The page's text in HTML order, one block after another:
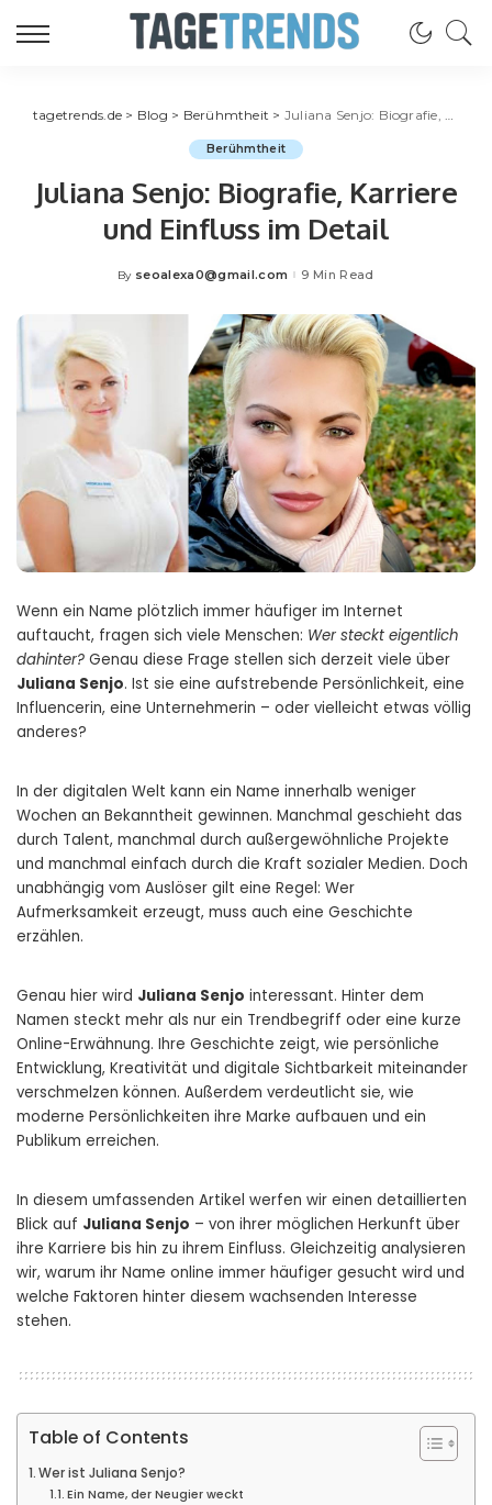
tagetrends.de > Blog > Berühmtheit > Juliana Senjo: Biografie, Karriere und Einfluss im Detail
Berühmtheit
Juliana Senjo: Biografie, Karriere
und Einfluss im Detail
Posted
By seoalexa0@gmail.com 9 Min Read
Wenn ein Name plötzlich immer häufiger im Internet
auftaucht, fragen sich viele Menschen: Wer steckt eigentlich
dahinter? Genau diese Frage stellen sich derzeit viele über
Juliana Senjo. Ist sie eine aufstrebende Persönlichkeit, eine
Influencerin, eine Unternehmerin – oder vielleicht etwas völlig
anderes?
In der digitalen Welt kann ein Name innerhalb weniger
Wochen an Bekanntheit gewinnen. Manchmal geschieht das
durch Talent, manchmal durch außergewöhnliche Projekte
und manchmal einfach durch die Kraft sozialer Medien. Doch
unabhängig vom Auslöser gilt eine Regel: Wer
Aufmerksamkeit erzeugt, muss auch eine Geschichte
erzählen.
Genau hier wird Juliana Senjo interessant. Hinter dem
Namen steckt mehr als nur ein Trendbegriff oder eine kurze
Online-Erwähnung. Ihre Geschichte zeigt, wie persönliche
Entwicklung, Kreativität und digitale Sichtbarkeit miteinander
verschmelzen können. Außerdem verdeutlicht sie, wie
moderne Persönlichkeiten ihre Marke aufbauen und ein
Publikum erreichen.
In diesem umfassenden Artikel werfen wir einen detaillierten
Blick auf Juliana Senjo – von ihrer möglichen Herkunft über
ihre Karriere bis hin zu ihrem Einfluss. Gleichzeitig analysieren
wir, warum ihr Name online immer häufiger gesucht wird und
welche Faktoren hinter diesem wachsenden Interesse
stehen.
Table of Contents
Wer ist Juliana Senjo?
Ein Name, der Neugier weckt